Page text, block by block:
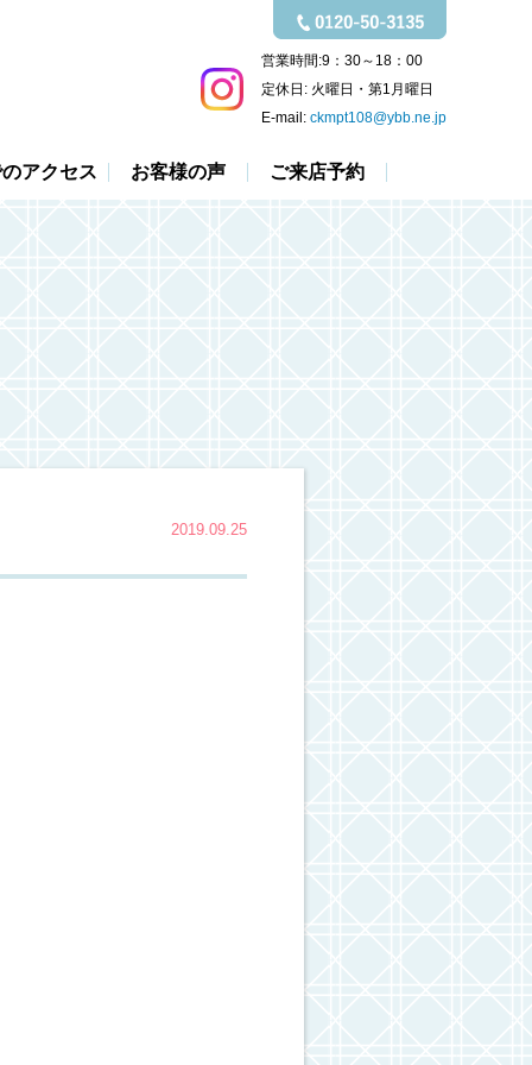
営業時間:9：30～18：00
定休日: 火曜日・第1月曜日
E-mail: ckmpt108@ybb.ne.jp
アクセス お客様の声 ご来店予約
2019.09.25